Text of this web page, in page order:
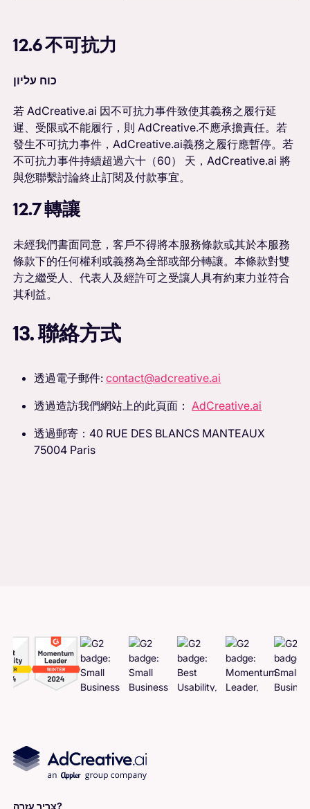
12.6 不可抗力
כוח עליון
若 AdCreative.ai 因不可抗力事件致使其義務之履行延
遲、受限或不能履行，則 AdCreative.不應承擔責任。若
發生不可抗力事件，AdCreative.ai義務之履行應暫停。若
不可抗力事件持續超過六十（60） 天，AdCreative.ai 將
與您聯繫討論終止訂閱及付款事宜。
12.7 轉讓
未經我們書面同意，客戶不得將本服務條款或其於本服務
條款下的任何權利或義務為全部或部分轉讓。本條款對雙
方之繼受人、代表人及經許可之受讓人具有約束力並符合
其利益。
13. 聯絡方式
透過電子郵件:contact@adcreative.ai
透過造訪我們網站上的此頁面： AdCreative.ai
透過郵寄：40 RUE DES BLANCS MANTEAUX
75004 Paris
צריך עזרה?